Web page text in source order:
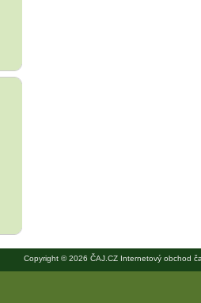
Copyright © 2026 ČAJ.CZ Internetový obchod